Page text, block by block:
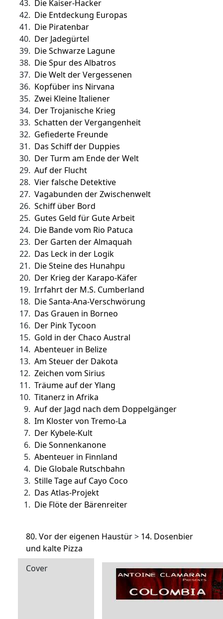
43. Die Kaiser-Hacker
42. Die Entdeckung Europas
41. Die Piratenbar
40. Der Jadegürtel
39. Die Schwarze Lagune
38. Die Spur des Albatros
37. Die Welt der Vergessenen
36. Kopfüber ins Nirvana
35. Zwei Kleine Italiener
34. Der Trojanische Krieg
33. Schatten der Vergangenheit
32. Gefiederte Freunde
31. Das Schiff der Duppies
30. Der Turm am Ende der Welt
29. Auf der Flucht
28. Vier falsche Detektive
27. Vagabunden der Zwischenwelt
26. Schiff über Bord
25. Gutes Geld für Gute Arbeit
24. Die Bande vom Rio Patuca
23. Der Garten der Almaquah
22. Das Leck in der Logik
21. Die Steine des Hunahpu
20. Der Krieg der Karapo-Käfer
19. Irrfahrt der M.S. Cumberland
18. Die Santa-Ana-Verschwörung
17. Das Grauen in Borneo
16. Der Pink Tycoon
15. Gold in der Chaco Austral
14. Abenteuer in Belize
13. Am Steuer der Dakota
12. Zeichen vom Sirius
11. Träume auf der Ylang
10. Titanerz in Afrika
9. Auf der Jagd nach dem Doppelgänger
8. Im Kloster von Tremo-La
7. Der Kybele-Kult
6. Die Sonnenkanone
5. Abenteuer in Finnland
4. Die Globale Rutschbahn
3. Stille Tage auf Cayo Coco
2. Das Atlas-Projekt
1. Die Flöte der Bärenreiter
80. Vor der eigenen Haustür> 14. Dosenbier
und kalte Pizza
Cover